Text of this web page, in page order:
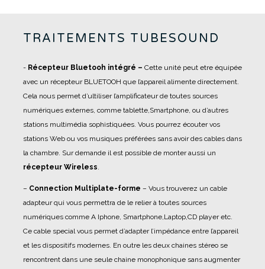
TRAITEMENTS TUBESOUND
- Récepteur Bluetooh intégré – Cette unité peut etre équipée
avec un récepteur BLUETOOH que l’appareil alimente directement.
Cela nous permet d’ultiliser l’amplificateur de toutes sources
numériques externes, comme tablette,Smartphone, ou d’autres
stations multimédia sophistiquées. Vous pourrez écouter vos
stations Web ou vos musiques préférées sans avoir des cables dans
la chambre. Sur demande il est possible de monter aussi un
récepteur Wireless.
– Connection Multiplate-forme – Vous trouverez un cable
adapteur qui vous permettra de le relier à toutes sources
numériques comme A Iphone, Smartphone,Laptop,CD player etc.
Ce cable special vous permet d’adapter l’impédance entre l’appareil
et les dispositifs modernes. En outre les deux chaines stéreo se
rencontrent dans une seule chaine monophonique sans augmenter